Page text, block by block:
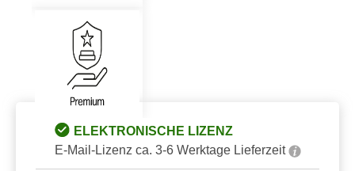
ELEKTRONISCHE LIZENZ
E-Mail-Lizenz ca. 3-6 Werktage Lieferzeit